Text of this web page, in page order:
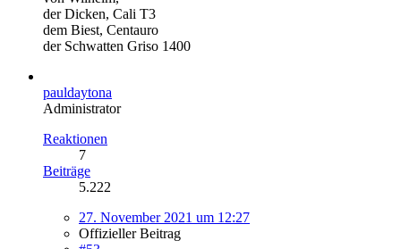
der Dicken, Cali T3
dem Biest, Centauro
der Schwatten Griso 1400
pauldaytona
Administrator
Reaktionen
7
Beiträge
5.222
27. November 2021 um 12:27
Offizieller Beitrag